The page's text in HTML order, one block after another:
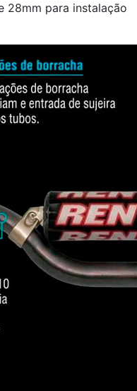
28mm para instalação